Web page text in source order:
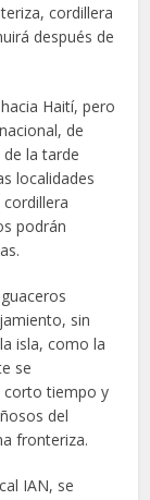
cordillera
después de
Haití, pero
de
la tarde
localidades
podrán
sin
isla, como la
se
corto tiempo y
del
fronteriza.
IAN, se